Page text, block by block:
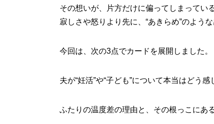
その想いが、片方だけに偏ってしまってい
寂しさや怒りより先に、“あきらめ”のよう
今回は、次の3点でカードを展開しました。
夫が“妊活”や“子ども”について本当はどう
ふたりの温度差の理由と、その根っこにあ